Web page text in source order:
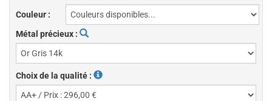
Couleur :
Métal précieux :
Choix de la qualité :